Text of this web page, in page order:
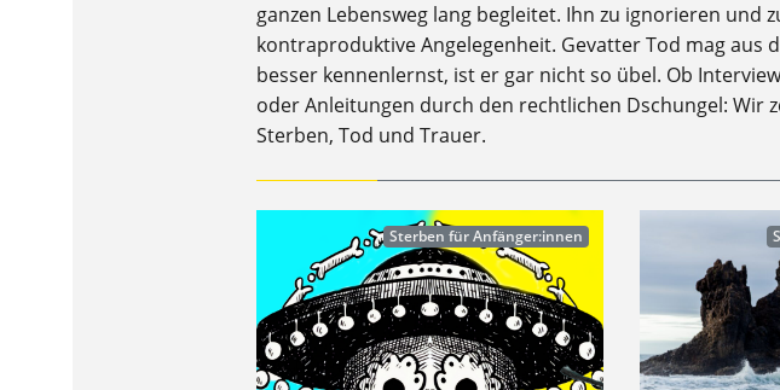
ganzen Lebensweg lang begleitet. Ihn zu ignorieren
kontraproduktive Angelegenheit. Gevatter Tod mag aus
besser kennenlernst, ist er gar nicht so übel. Ob
oder Anleitungen durch den rechtlichen Dschungel: Wir
Sterben, Tod und Trauer.
Sterben für Anfänger:innen